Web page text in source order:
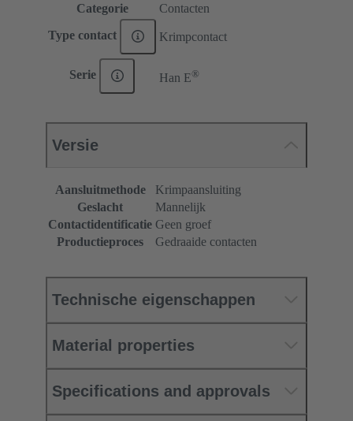
Categorie Contacten
Type contact Krimpcontact
Serie Han E®
Versie
Aansluitmethode
Krimpaansluiting
Geslacht
Mannelijk
Contactidentificatie Geen groef
Productieproces
Gedraaide contacten
Technische eigenschappen
Material properties
Specifications and approvals